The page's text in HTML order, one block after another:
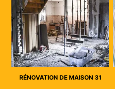
RÉNOVATION DE MAISON 31